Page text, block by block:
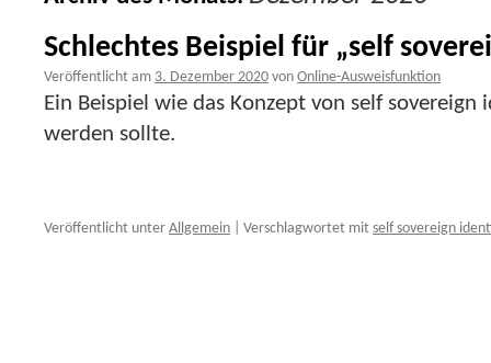
Schlechtes Beispiel für „self
Veröffentlicht am 3. Dezember 2020 von Online-Ausweisfunktion
Ein Beispiel wie das Konzept von self
werden sollte.
Veröffentlicht unter Allgemein Verschlagwortet mit self sovereign